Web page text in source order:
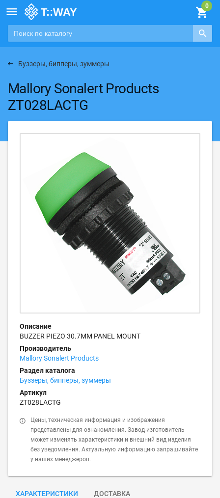

Буззеры, бипперы, зуммеры
Mallory Sonalert Products
ZT028LACTG
Описание
BUZZER PIEZO 30.7MM PANEL MOUNT
Производитель
Mallory Sonalert Products
Раздел каталога
Буззеры, бипперы, зуммеры
Артикул
ZT028LACTG
Цены, техническая информация и изображения
представлены для ознакомления. Завод-изготовитель
может изменять характеристики и внешний вид изделия
без уведомления. Актуальную информацию запрашивайте
у наших менеджеров.
ХАРАКТЕРИСТИКИ ДОСТАВКА